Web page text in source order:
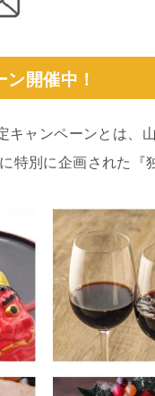
開催中！
キャンペーンとは、
特別に企画された『